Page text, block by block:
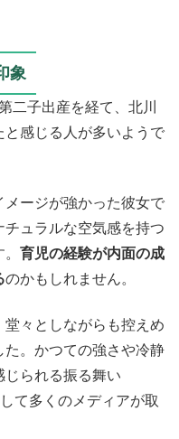
象
二子出産を経て、北川
感じる人が多いようで
ージが強かった彼女で
ュラルな空気感を持つ
育児の経験が内面の成
のかもしれません。
々としながらも控えめ
。かつての強さや冷静
じられる振る舞い
て多くのメディアが取